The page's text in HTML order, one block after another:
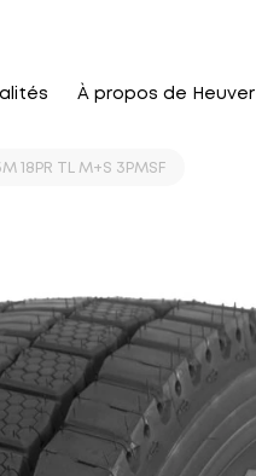
À propos de Heuver
18PR TL M+S 3PMSF